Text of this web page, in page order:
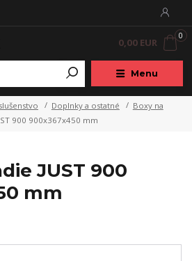
Menu
0
0,00 EUR
Doplnky a ostatné
Boxy na
900 900x367x450 mm
JUST 900
mm